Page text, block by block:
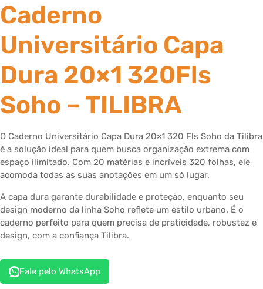
Caderno
Universitário Capa
Dura 20×1 320Fls
Soho – TILIBRA
O Caderno Universitário Capa Dura 20×1 320 Fls Soho da Tilibra
é a solução ideal para quem busca organização extrema com
espaço ilimitado. Com 20 matérias e incríveis 320 folhas, ele
acomoda todas as suas anotações em um só lugar.
A capa dura garante durabilidade e proteção, enquanto seu
design moderno da linha Soho reflete um estilo urbano. É o
caderno perfeito para quem precisa de praticidade, robustez e
design, com a confiança Tilibra.
Fale pelo WhatsApp